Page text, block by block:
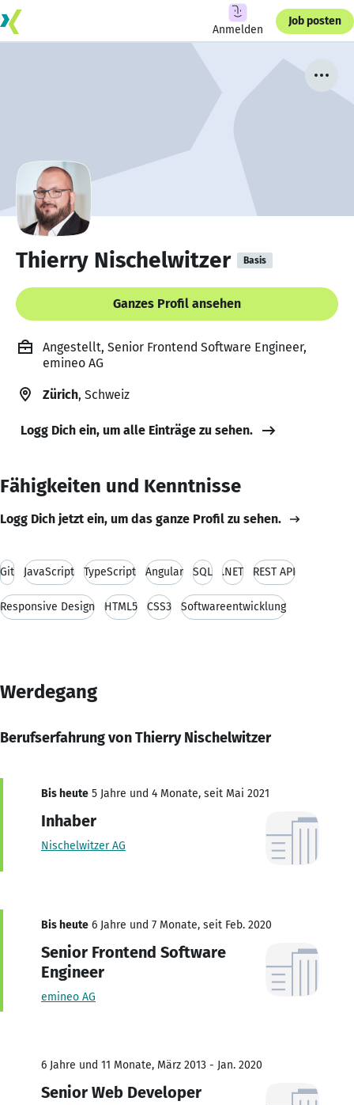
Anmelden
Job posten
Thierry Nischelwitzer Basis
Ganzes Profil ansehen
Angestellt, Senior Frontend Software Engineer,
emineo AG
Zürich, Schweiz
Logg Dich ein, um alle Einträge zu sehen.
Fähigkeiten und Kenntnisse
Logg Dich jetzt ein, um das ganze Profil zu sehen.
Git JavaScript TypeScript Angular SQL .NET REST API
Responsive Design HTML5 CSS3 Softwareentwicklung
Werdegang
Berufserfahrung von Thierry Nischelwitzer
Bis heute 5 Jahre und 4 Monate, seit Mai 2021
Inhaber
Nischelwitzer AG
Bis heute 6 Jahre und 7 Monate, seit Feb. 2020
Senior Frontend Software
Engineer
emineo AG
6 Jahre und 11 Monate, März 2013 - Jan. 2020
Senior Web Developer